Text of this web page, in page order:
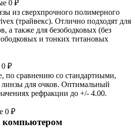
0 ₽
из сверхпрочного полимерного
(трайвекс). Отлично подходят для
а также для безободковых (без
и тонких титановых
0 ₽
по сравнению со стандартными,
для очков. Оптимальный
рефракции до +/- 4.00.
0 ₽
компьютером